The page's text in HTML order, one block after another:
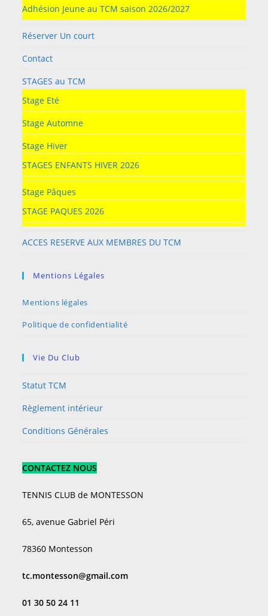
Adhésion Jeune au TCM saison 2026/2027
Réserver Un court
Contact
STAGES au TCM
Stage Eté
Stage Automne
Stage Hiver
STAGES ENFANTS HIVER 2026
Stage Pâques
STAGE PAQUES 2026
ACCES RESERVE AUX MEMBRES DU TCM
Mentions Légales
Mentions légales
Politique de confidentialité
Vie Du Club
Statut TCM
Règlement intérieur
Conditions Générales
CONTACTEZ NOUS
TENNIS CLUB de MONTESSON
65, avenue Gabriel Péri
78360 Montesson
tc.montesson@gmail.com
01 30 50 24 11